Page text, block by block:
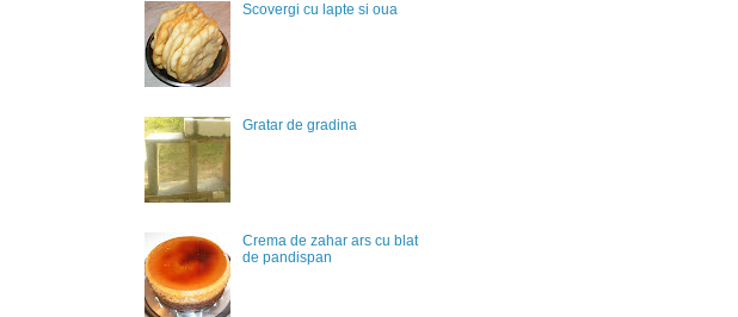
Scovergi cu lapte si oua
Gratar de gradina
Crema de zahar ars cu blat
de pandispan